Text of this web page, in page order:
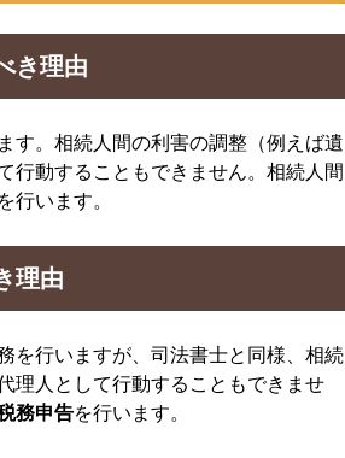
き理由
す。相続人間の利害の調整（例えば遺
行動することもできません。相続人間
を行います。
理由
を行いますが、司法書士と同様、相続
理人として行動することもできませ
務申告を行います。